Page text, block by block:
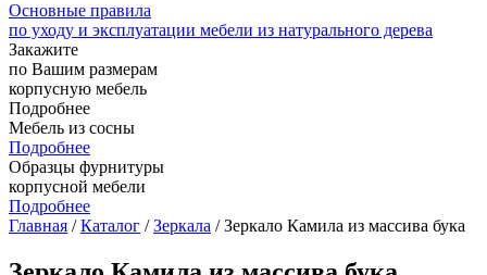
Основные правила
по уходу и эксплуатации мебели из натурального дерева
Закажите
по Вашим размерам
корпусную мебель
Подробнее
Мебель из сосны
Подробнее
Образцы фурнитуры
корпусной мебели
Подробнее
Главная /Каталог /Зеркала / Зеркало Камила из массива бука